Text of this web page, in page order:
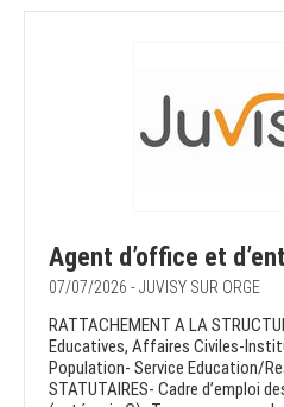
Agent d’office et
07/07/2026 - JUVISY SUR ORGE
RATTACHEMENT A LA
Educatives, Affaires Civiles-
Population- Service Education/
STATUTAIRES- Cadre d’emploi